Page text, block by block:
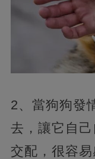
2、當狗狗發
去，讓它自
交配，很容